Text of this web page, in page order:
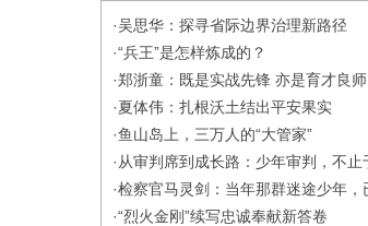
·吴思华：探寻省际边界治理新路径
·“兵王”是怎样炼成的？
·郑浙童：既是实战先锋 亦是育才良师
·夏体伟：扎根沃土结出平安果实
·鱼山岛上，三万人的“大管家”
· 从审判席到成长路：少年审判，不止
·检察官马灵剑：当年那群迷途少年
·“烈火金刚”续写忠诚奉献新答卷